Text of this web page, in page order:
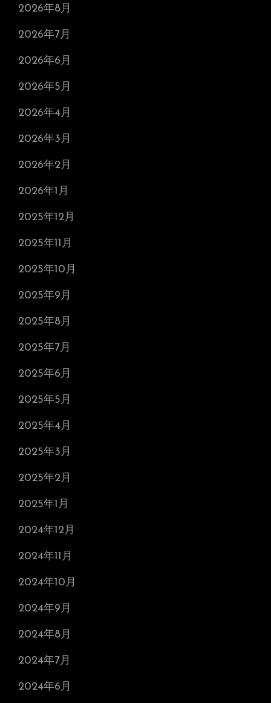
2026年8月
2026年7月
2026年6月
2026年5月
2026年4月
2026年3月
2026年2月
2026年1月
2025年12月
2025年11月
2025年10月
2025年9月
2025年8月
2025年7月
2025年6月
2025年5月
2025年4月
2025年3月
2025年2月
2025年1月
2024年12月
2024年11月
2024年10月
2024年9月
2024年8月
2024年7月
2024年6月